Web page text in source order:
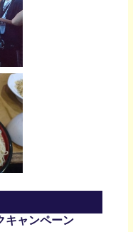
キャンペーン